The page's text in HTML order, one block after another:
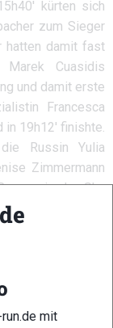
kürten sich
zum Sieger
hatten damit fast
Cuasidis
und damit erste
Francesca
19h12′ finishte.
Russin Yulia
Zimmermann
in der Sky
wie vor der
entfaltet sich mit
Stephan
mit